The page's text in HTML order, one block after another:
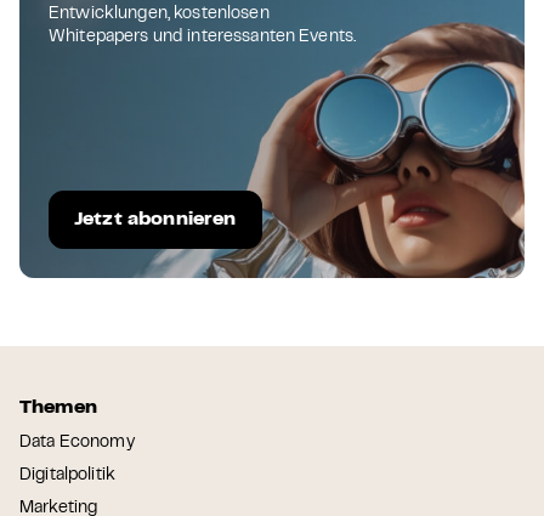
Entwicklungen, kostenlosen
Whitepapers und interessanten Events.
Jetzt abonnieren
Themen
Data Economy
Digitalpolitik
Marketing